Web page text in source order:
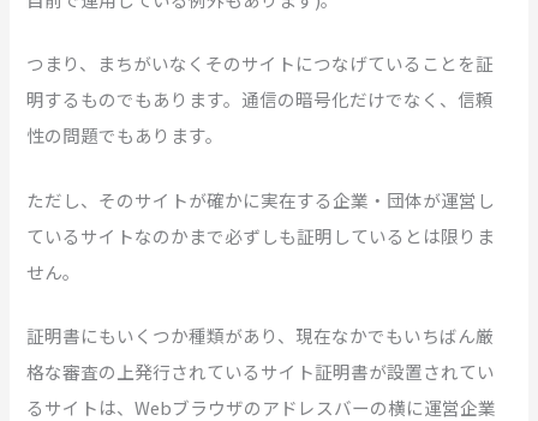
つまり、まちがいなくそのサイトにつなげていることを証
明するものでもあります。通信の暗号化だけでなく、信頼
性の問題でもあります。
ただし、そのサイトが確かに実在する企業・団体が運営し
ているサイトなのかまで必ずしも証明しているとは限りま
せん。
証明書にもいくつか種類があり、現在なかでもいちばん厳
格な審査の上発行されているサイト証明書が設置されてい
るサイトは、Webブラウザのアドレスバーの横に運営企業